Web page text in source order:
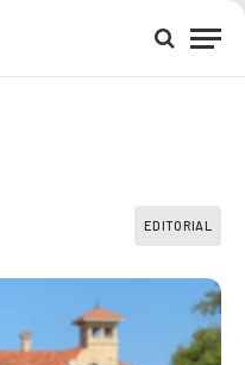
EDITORIAL